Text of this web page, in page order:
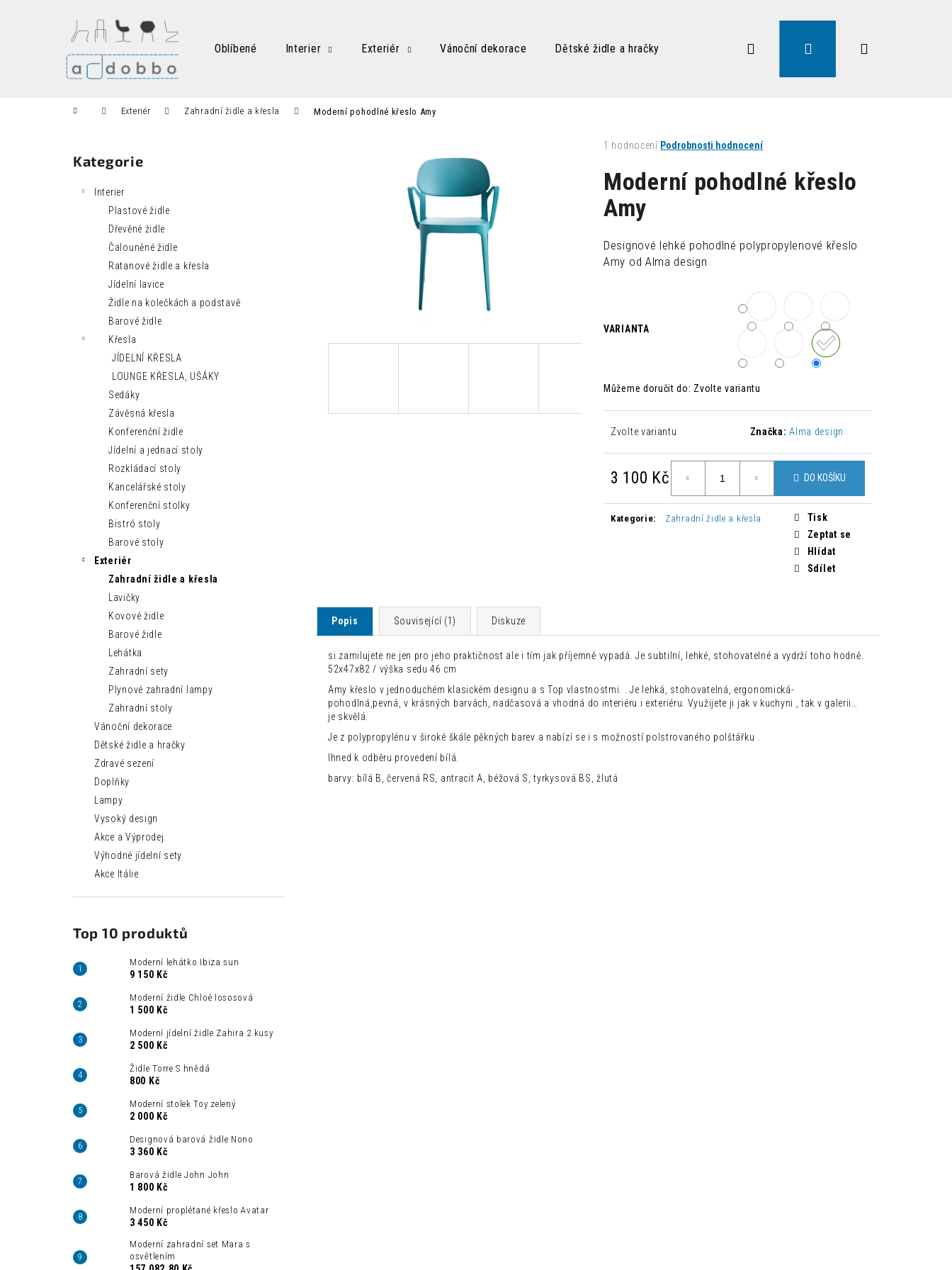
Oblíbené Interier Exteriér Vánoční dekorace Dětské židle a hračky Zdravé sezení Doplňky Lampy
Přihlášení
Domů Exteriér Zahradní židle a křesla Moderní pohodlné křeslo Amy
Přeskočit
kategorie
Kategorie
Interier
Plastové židle
Dřevěné židle
Čalouněné židle
Ratanové židle a křesla
Jídelní lavice
Židle na kolečkách a podstavě
Barové židle
Křesla
JÍDELNÍ KŘESLA
LOUNGE KŘESLA, UŠÁKY
Sedáky
Závěsná křesla
Konferenční židle
Jídelní a jednací stoly
Rozkládací stoly
Kancelářské stoly
Konferenční stolky
Bistró stoly
Barové stoly
Exteriér
Zahradní židle a křesla
Lavičky
Kovové židle
Barové židle
Lehátka
Zahradní sety
Plynové zahradní lampy
Zahradní stoly
Vánoční dekorace
Dětské židle a hračky
Zdravé sezení
Doplňky
Lampy
Vysoký design
Akce a Výprodej
Výhodné jídelní sety
Akce Itálie
Top 10 produktů
Moderní lehátko Ibiza sun
9 150 Kč
Moderní židle Chloé lososová
1 500 Kč
Moderní jídelní židle Zahira 2 kusy
2 500 Kč
Židle Torre S hnědá
800 Kč
Moderní stolek Toy zelený
2 000 Kč
Designová barová židle Nono
3 360 Kč
Barová židle John John
1 800 Kč
Moderní proplétané křeslo Avatar
3 450 Kč
Moderní zahradní set Mara s
osvětlením
Průměrné
produktu
je
1,0
z
hvězdiček.
1 hodnocení Podrobnosti hodnocení
Moderní pohodlné křeslo
Amy
Designové lehké pohodlné polypropylenové křeslo
Amy od Alma design
VARIANTA
Můžeme doručit do: Zvolte variantu
Zvolte variantu Značka: Alma design
3 100 Kč
cena:
DO KOŠÍKU
Kategorie: Zahradní židle a křesla
Tisk
Zeptat se
Hlídat
Sdílet
Popis Související (1) Diskuze
si zamilujete ne jen pro jeho praktičnost ale i tím jak příjemně vypadá. Je subtilní, lehké, stohovatelné a vydrží toho hodně.
52x47x82 / výška sedu 46 cm
Amy křeslo v jednoduchém klasickém designu a s Top vlastnostmi. . Je lehká, stohovatelná, ergonomická-
pohodlná,pevná, v krásných barvách, nadčasová a vhodná do interiéru i exteriéru. Využijete ji jak v kuchyni , tak v galerii…
je skvělá.
Je z polypropylénu v široké škále pěkných barev a nabízí se i s možností polstrovaného polštářku .
Ihned k odběru provedení bílá.
barvy: bílá B, červená RS, antracit A, béžová S, tyrkysová BS, žlutá
Doporučujeme
MODERNÍ LEHÁTKO IBIZA SUN
9 150 Kč
1 500 Kč
2 500 Kč